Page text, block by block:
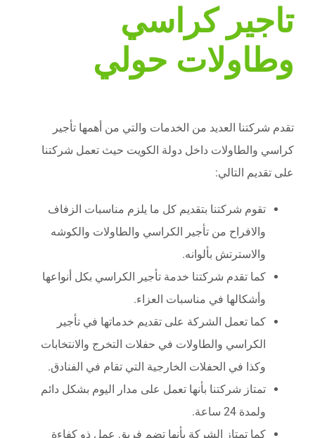
تاجير كراسي
وطاولات حولي
تقدم شركتنا العديد من الخدمات والتي من أهمها تأجير
كراسي والطاولات داخل دولة الكويت حيث تعمل شركتنا
على تقديم التالي:
تقوم شركتنا بتقديم كل ما يلزم مناسبات الزفاف
والافراح من تأجير الكراسي والطاولات والكوشه
والاسترتش بألوانه.
كما تقدم شركتنا خدمة تأجير الكراسي بكل أنواعها
وأشكالها في مناسبات العزاء.
كما تعمل الشركة على تقديم خدماتها في تأجير
الكراسي والطاولات في حفلات التخرج والانتخابات
وكذا في الحفلات الخارجية التي تقام في الفنادق.
تمتاز شركتنا بأنها تعمل على مدار اليوم بشكل دائم
ولمدة 24 ساعة.
كما تمتاز الشركة بأنها تضم فريق عمل ذو كفاءة